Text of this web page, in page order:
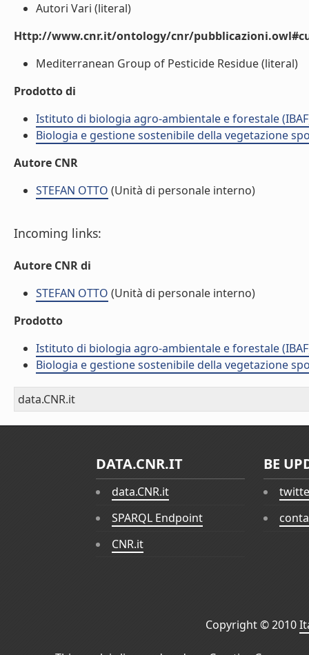
Autori Vari (literal)
Http://www.cnr.it/ontology/cnr/
Mediterranean Group of Pesticide Residue (literal)
Prodotto di
Istituto di biologia agro-ambientale e forestale
Biologia e gestione sostenibile della vegetazione
Autore CNR
STEFAN OTTO (Unità di personale interno)
Incoming links:
Autore CNR di
STEFAN OTTO (Unità di personale interno)
Prodotto
Istituto di biologia agro-ambientale e forestale
Biologia e gestione sostenibile della vegetazione
data.CNR.it
DATA.CNR.IT
data.CNR.it
SPARQL Endpoint
CNR.it
BE
Copyright © 2010